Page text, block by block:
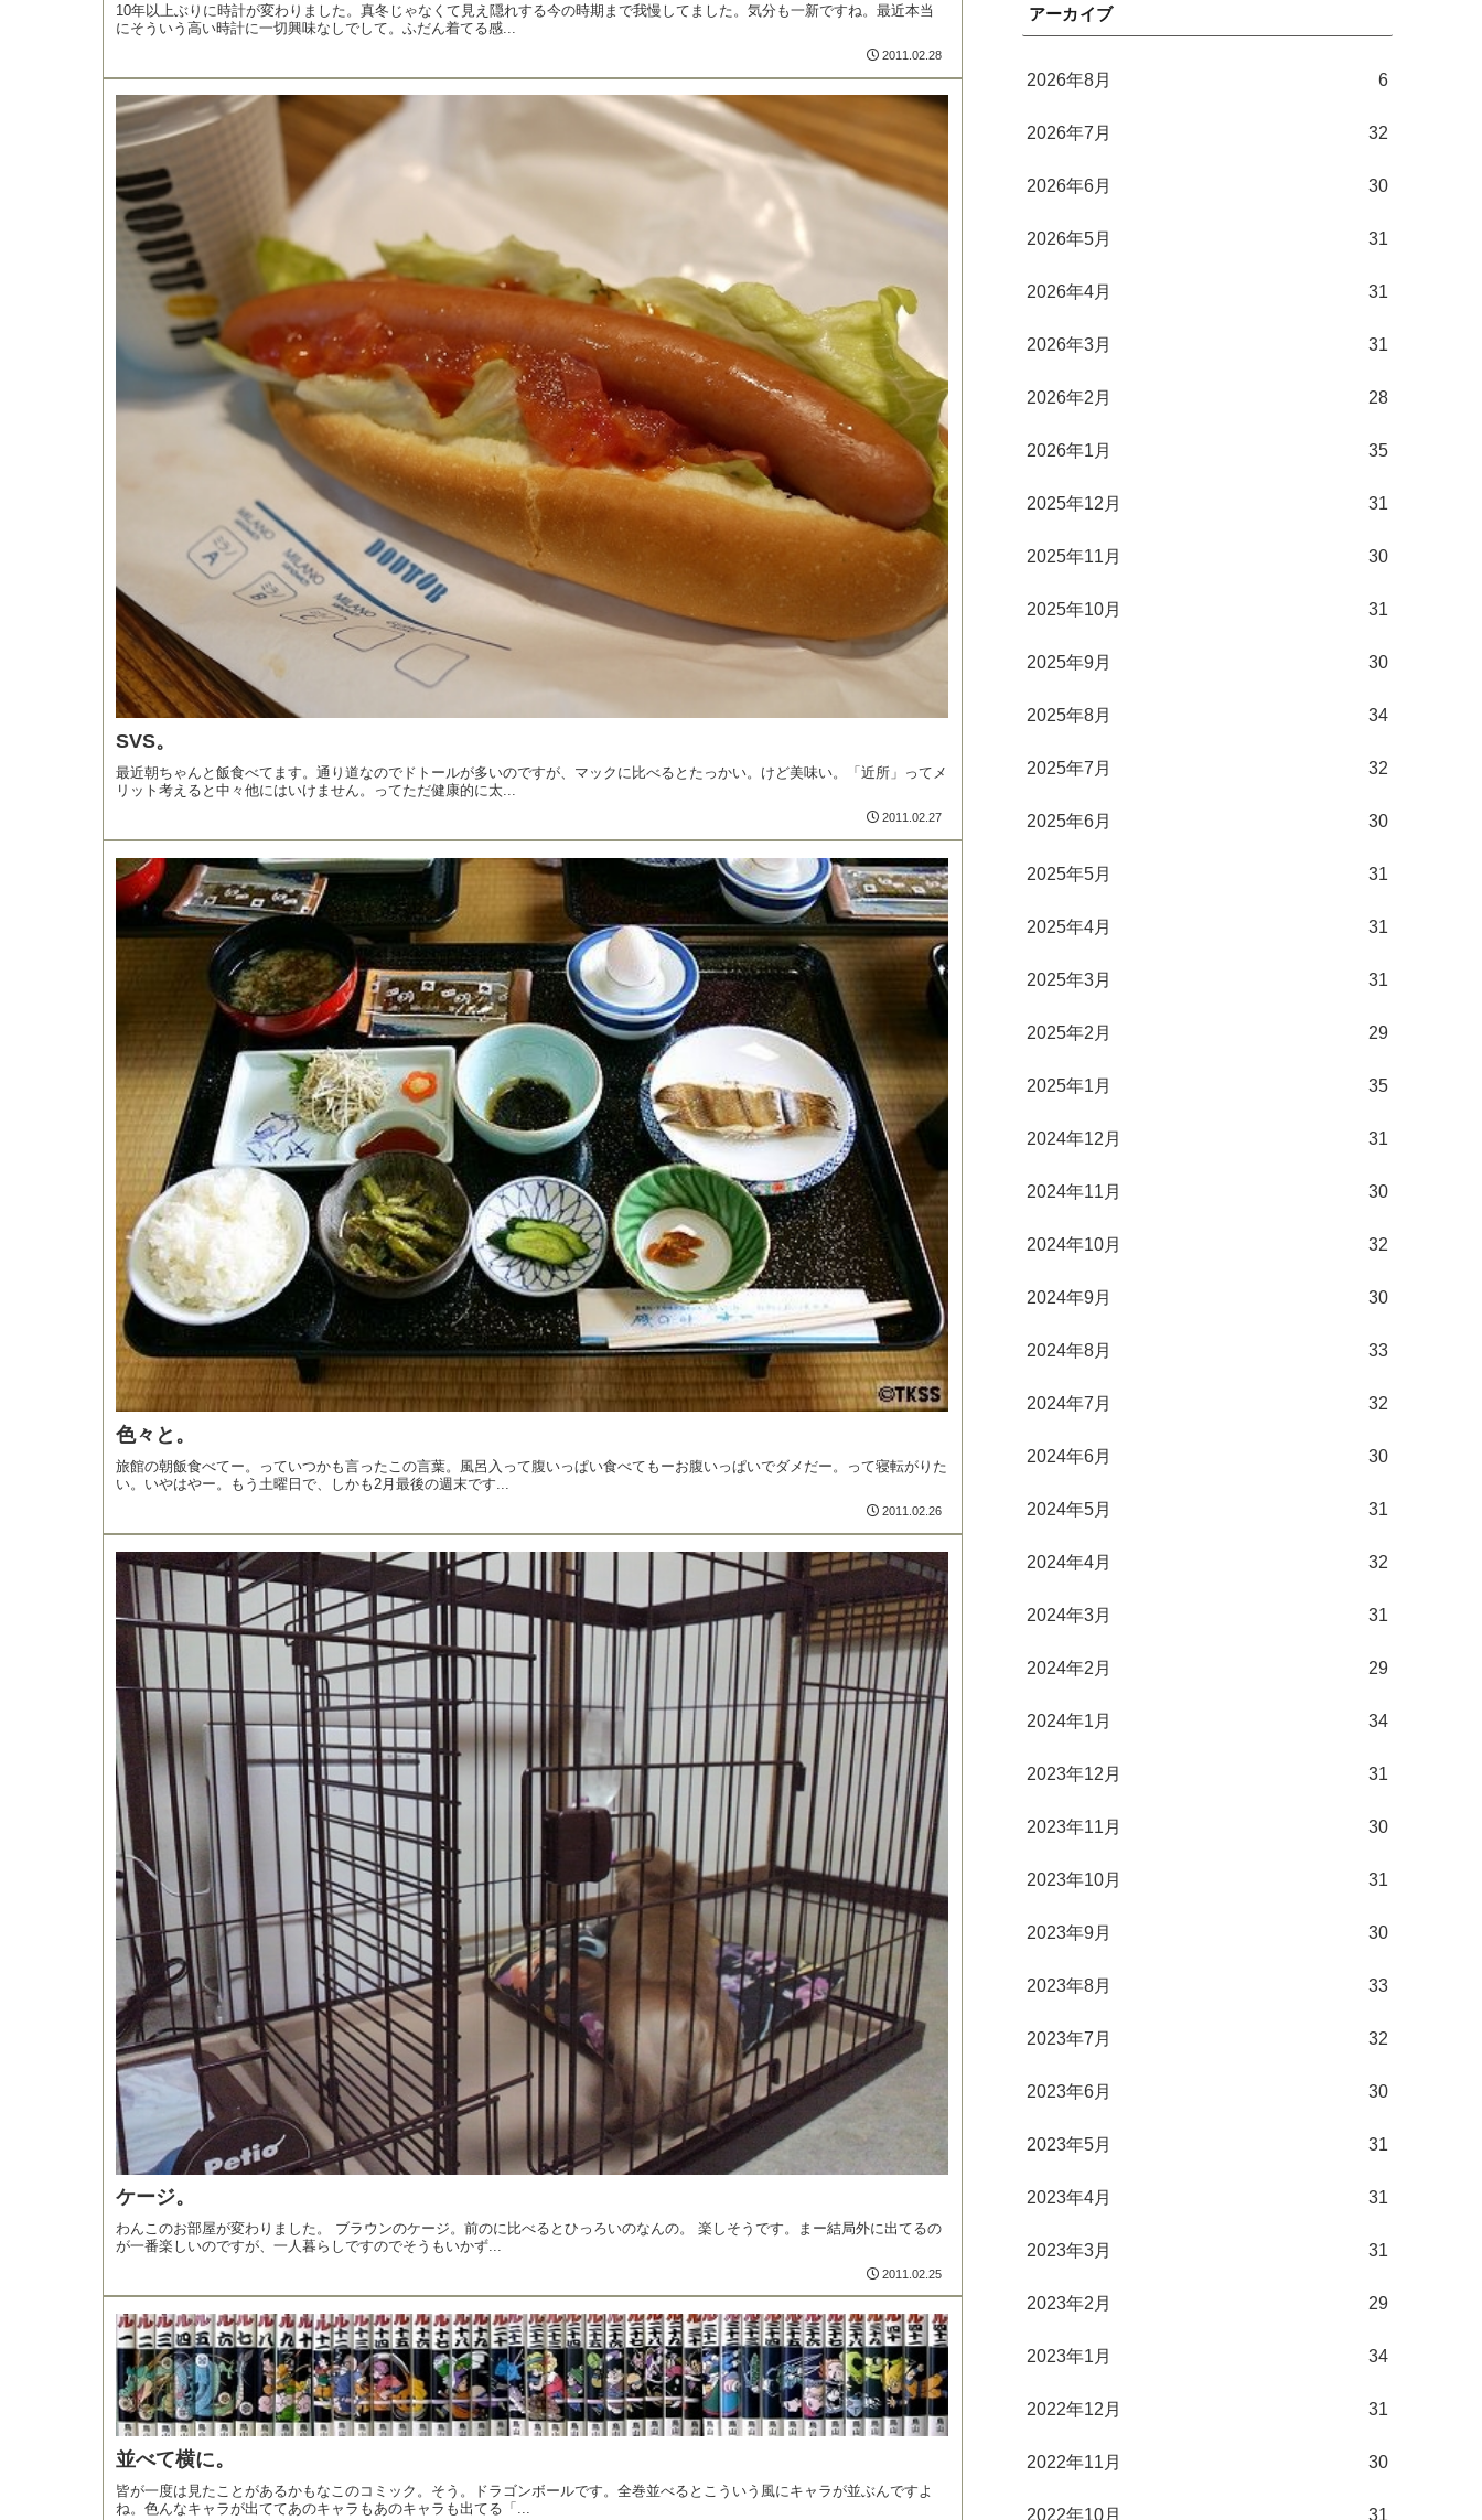
10年以上ぶりに時計が変わりました。真冬じゃなくて見え隠れする今の時期まで我慢してました。気分も一新ですね。最近本当
にそういう高い時計に一切興味なしでして。ふだん着てる感...
2011.02.28
SVS。
最近朝ちゃんと飯食べてます。通り道なのでドトールが多いのですが、マックに比べるとたっかい。けど美味い。「近所」ってメ
リット考えると中々他にはいけません。ってただ健康的に太...
2011.02.27
色々と。
旅館の朝飯食べてー。っていつかも言ったこの言葉。風呂入って腹いっぱい食べてもーお腹いっぱいでダメだー。って寝転がりた
い。いやはやー。もう土曜日で、しかも2月最後の週末です...
2011.02.26
ケージ。
わんこのお部屋が変わりました。 ブラウンのケージ。前のに比べるとひっろいのなんの。 楽しそうです。まー結局外に出てるの
が一番楽しいのですが、一人暮らしですのでそうもいかず...
2011.02.25
並べて横に。
皆が一度は見たことがあるかもなこのコミック。そう。ドラゴンボールです。全巻並べるとこういう風にキャラが並ぶんですよ
ね。色んなキャラが出ててあのキャラもあのキャラも出てる「...
アーカイブ
2026年8月 6
2026年7月 32
2026年6月 30
2026年5月 31
2026年4月 31
2026年3月 31
2026年2月 28
2026年1月 35
2025年12月 31
2025年11月 30
2025年10月 31
2025年9月 30
2025年8月 34
2025年7月 32
2025年6月 30
2025年5月 31
2025年4月 31
2025年3月 31
2025年2月 29
2025年1月 35
2024年12月 31
2024年11月 30
2024年10月 32
2024年9月 30
2024年8月 33
2024年7月 32
2024年6月 30
2024年5月 31
2024年4月 32
2024年3月 31
2024年2月 29
2024年1月 34
2023年12月 31
2023年11月 30
2023年10月 31
2023年9月 30
2023年8月 33
2023年7月 32
2023年6月 30
2023年5月 31
2023年4月 31
2023年3月 31
2023年2月 29
2023年1月 34
2022年12月 31
2022年11月 30
2022年10月 31